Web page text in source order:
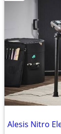
Alesis Nitro